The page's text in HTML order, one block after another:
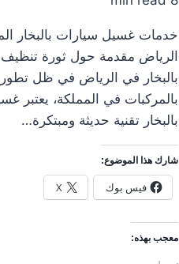
خدمات غسيل سيارات بالبخار
الرياض مقدمة حول ثورة تنظيف
بالبخار في الرياض في ظل تطور
بالمركبات في المملكة، يعتبر
بالبخار تقنية حديثة ومبتكرة…
شارك هذا الموضوع:
فيس بوك X
معجب بهذه: